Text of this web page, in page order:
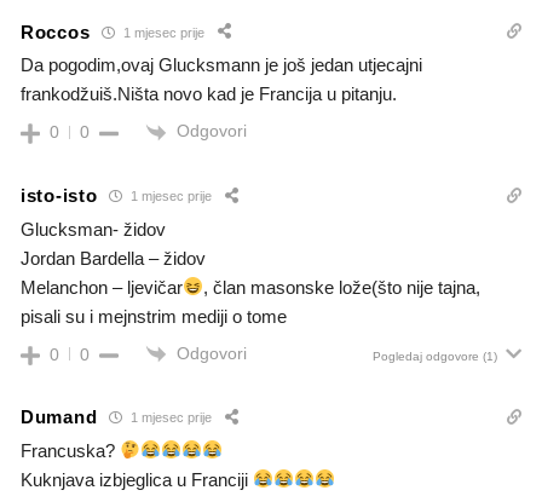
Roccos 1 mjesec prije
Da pogodim,ovaj Glucksmann je još jedan utjecajni
frankodžuiš.Ništa novo kad je Francija u pitanju.
0 0 Odgovori
isto-isto 1 mjesec prije
Glucksman- židov
Jordan Bardella – židov
Melanchon – ljevičar
, član masonske lože(što nije tajna,
pisali su i mejnstrim mediji o tome
0 0 Odgovori Pogledaj odgovore (1)
Dumand 1 mjesec prije
Francuska?
Kuknjava izbjeglica u Franciji